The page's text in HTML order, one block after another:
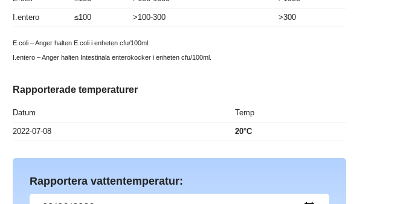
I.entero ≤100 >100-300 >300
E.coli – Anger halten E.coli i enheten cfu/100ml.
I.entero – Anger halten Intestinala enterokocker i enheten cfu/100ml.
Rapporterade temperaturer
Datum Temp
2022-07-08 20°C
Rapportera vattentemperatur: